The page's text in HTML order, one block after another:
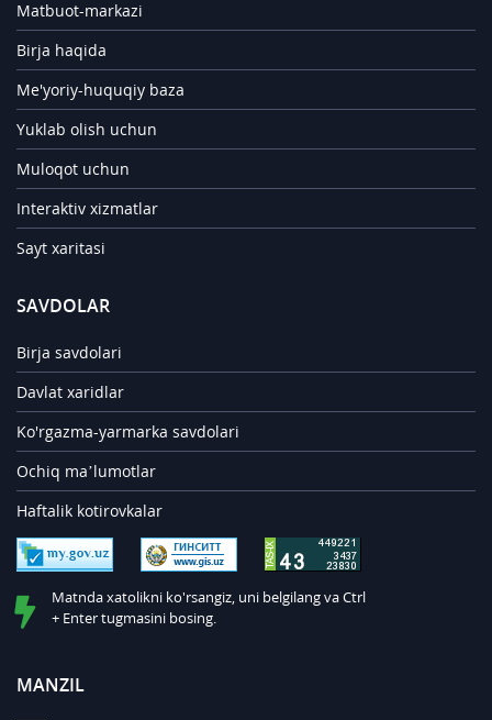
Matbuot-markazi
Birja haqida
Me'yoriy-huquqiy baza
Yuklab olish uchun
Muloqot uchun
Interaktiv xizmatlar
Sayt xaritasi
SAVDOLAR
Birja savdolari
Davlat xaridlar
Ko'rgazma-yarmarka savdolari
Ochiq ma’lumotlar
Haftalik kotirovkalar
Matnda xatolikni ko'rsangiz, uni belgilang va Ctrl
+ Enter tugmasini bosing.
MANZIL